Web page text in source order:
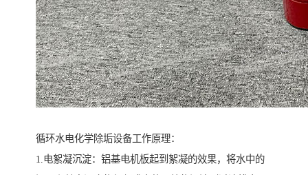
循环水电化学除垢设备工作原理：
1.电絮凝沉淀：铝基电机板起到絮凝的效果，将水中的